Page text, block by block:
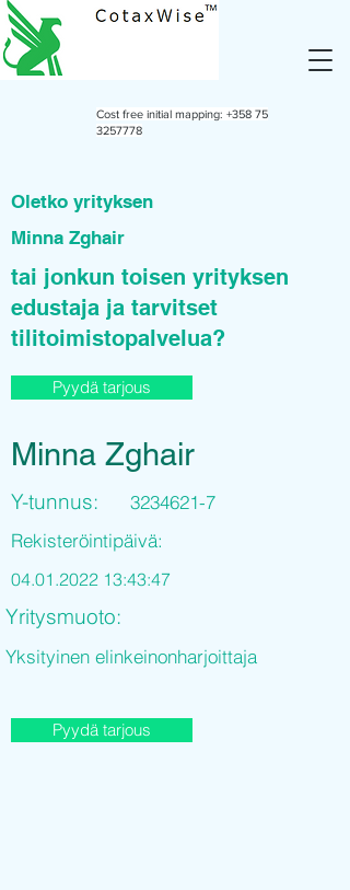
Cost free initial mapping: +358 75
3257778
Oletko yrityksen
Minna Zghair
tai jonkun toisen yrityksen
edustaja ja tarvitset
tilitoimistopalvelua?
Pyydä tarjous
Minna Zghair
Y-tunnus:
3234621-7
Rekisteröintipäivä:
04.01.2022 13:43:47
Yritysmuoto:
Yksityinen elinkeinonharjoittaja
Pyydä tarjous